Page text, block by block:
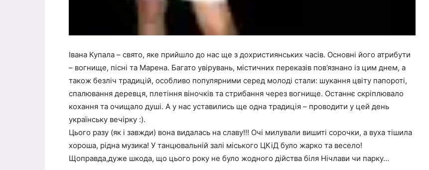
Івана Купала – свято, яке прийшло до нас ще з дохристиянських часів. Основні його атрибути
– вогнище, пісні та Марена. Багато увірувань, містичних переказів пов’язнано із цим днем, а
також безліч традицій, особливо популярними серед молоді стали: шукання цвіту папороті,
спалювання деревця, плетіння віночків та стрибання через вогнище. Останнє скріплювало
кохання та очищало душі. А у нас уставились ще одна традиція – проводити у цей день
українську вечірку :).
Цього разу (як і завжди) вона видалась на славу!!! Очі милували вишиті сорочки, а вуха тішила
хороша, рідна музика! У танцювальній залі міського ЦКіД було жарко та весело!
Щоправда,дуже шкода, що цього року не було жодного дійства біля Нічлави чи парку…